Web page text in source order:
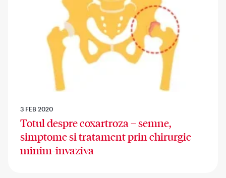
3 FEB 2020
Totul despre coxartroza – semne,
simptome si tratament prin chirurgie
minim-invaziva